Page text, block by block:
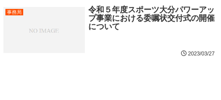
事務局
令和５年度スポーツ大分パワーアッ
プ事業における委嘱状交付式の開催
について
2023/03/27